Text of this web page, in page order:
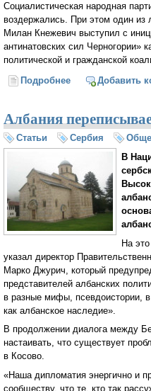
Социалистическая народная
воздержались. При этом один из
Милан Кнежевич выступил с
антинатовских сил Черногории»
политической и гражданской
Подробнее о Майдан в
Добавить
Албания
Статьи Сербия
В
На
указал директор
Марко Джурич, который
представителей албанских
в разные мифы, псевдоистории,
как албанское наследие».
В продолжении диалога между
настаивать, что существует
в Косово.
«Наша дипломатия энергично и
сообществу, что те, кто так